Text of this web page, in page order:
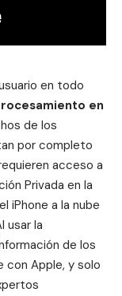
en todo
en
de los
por completo
acceso a
Privada en la
iPhone a la nube
usar la
de los
con Apple, y solo